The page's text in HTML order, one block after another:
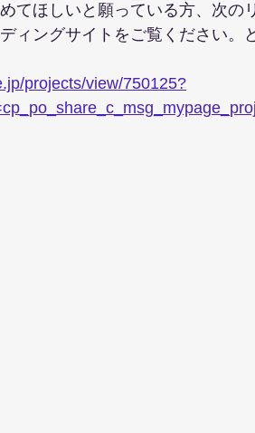
てほしいと願っている方、次の
ィングサイトをご覧ください。
projects/view/750125?